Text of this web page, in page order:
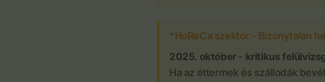
*HoReCa szektor - Bizonytalan
2025. október - kritikus
Ha az éttermek és szállodák